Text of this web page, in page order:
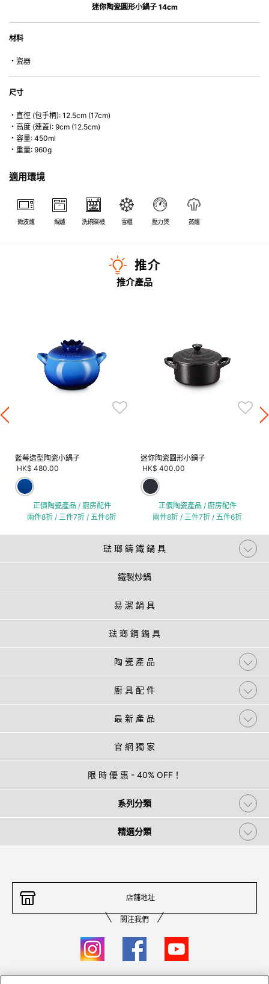
• 合乎食用安全的塗層表面，幾乎不黏，食物容易脫落，清洗方便。
*不可直接用於熱源上
迷你陶瓷圓形小鍋子 14cm
材料
・瓷器
尺寸
・直徑 (包手柄): 12.5cm (17cm)
・高度 (連蓋): 9cm (12.5cm)
・容量: 450ml
・重量: 960g
適用環境
微波爐 焗爐 洗碗碟機 雪櫃 壓力煲 蒸爐
推介
推介產品
藍莓造型陶瓷小鍋子
HK$ 480.00
正價陶瓷產品 / 廚房配件
兩件8折 / 三件7折 / 五件6折
迷你陶瓷圓形小鍋子
HK$ 400.00
正價陶瓷產品 / 廚房配件
兩件8折 / 三件7折 / 五件6折
琺 瑯 鑄 鐵 鍋 具
鐵製炒鍋
易 潔 鍋 具
琺 瑯 鋼 鍋 具
陶 瓷 產 品
廚 具 配 件
最 新 產 品
官 網 獨 家
限 時 優 惠 - 40% OFF！
系列分類
精選分類
店舖地址
關注我們